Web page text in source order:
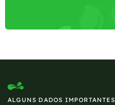
ALGUNS DADOS IMPORTANTES